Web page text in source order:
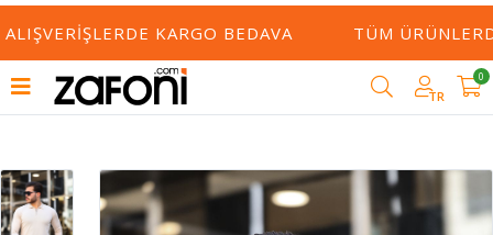
KARGO BEDAVA TÜM
TR
0